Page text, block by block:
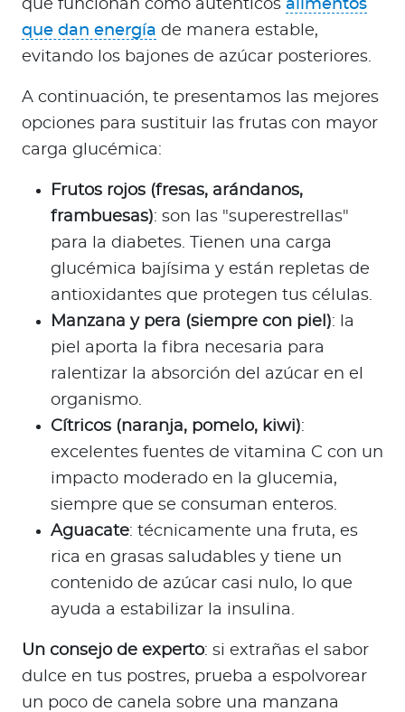
que funcionan como auténticos alimentos
que dan energía de manera estable,
evitando los bajones de azúcar posteriores.
A continuación, te presentamos las mejores
opciones para sustituir las frutas con mayor
carga glucémica:
Frutos rojos (fresas, arándanos,
frambuesas): son las "superestrellas"
para la diabetes. Tienen una carga
glucémica bajísima y están repletas de
antioxidantes que protegen tus células.
Manzana y pera (siempre con piel): la
piel aporta la fibra necesaria para
ralentizar la absorción del azúcar en el
organismo.
Cítricos (naranja, pomelo, kiwi):
excelentes fuentes de vitamina C con un
impacto moderado en la glucemia,
siempre que se consuman enteros.
Aguacate: técnicamente una fruta, es
rica en grasas saludables y tiene un
contenido de azúcar casi nulo, lo que
ayuda a estabilizar la insulina.
Un consejo de experto: si extrañas el sabor
dulce en tus postres, prueba a espolvorear
un poco de canela sobre una manzana